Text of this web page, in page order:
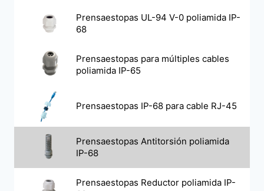
Prensaestopas UL-94 V-0 poliamida IP-
68
Prensaestopas para múltiples cables
poliamida IP-65
Prensaestopas IP-68 para cable RJ-45
Prensaestopas Antitorsión poliamida
IP-68
Prensaestopas Reductor poliamida IP-